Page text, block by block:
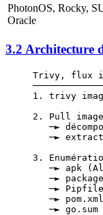
PhotonOS, Rocky,
Oracle
3.2 Architecture
Trivy, flux
1. trivy
2. Pull
─►
─►
3.
─► apk
─►
─►
─►
─► go.sum